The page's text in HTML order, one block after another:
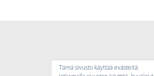
Tämä sivusto käyttää evästeitä.